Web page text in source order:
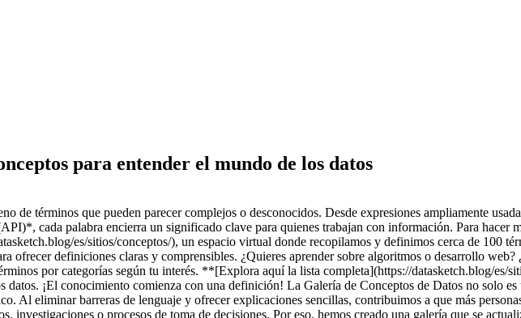
para entender el mundo de los datos
de términos que pueden parecer complejos o desconocidos. Desde expresiones ampliamente
cada palabra encierra un significado clave para quienes trabajan con información. Para hacer
es/sitios/conceptos/), un espacio virtual donde recopilamos y definimos cerca de 100
ofrecer definiciones claras y comprensibles. ¿Quieres aprender sobre algoritmos o desarrollo
por categorías según tu interés. **[Explora aquí la lista completa](https://datasketch.blog/es/
datos. ¡El conocimiento comienza con una definición! La Galería de Conceptos de Datos no solo
Al eliminar barreras de lenguaje y ofrecer explicaciones sencillas, contribuimos a que más
investigaciones o procesos de toma de decisiones. Por eso, hemos creado una galería que se